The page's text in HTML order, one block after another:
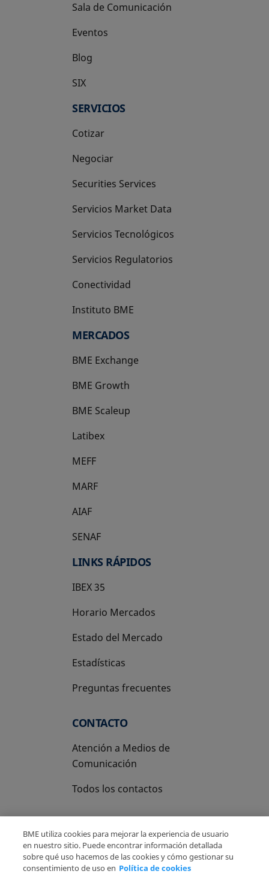
Sala de Comunicación
Eventos
Blog
SIX
se abre en una pestaña nueva
SERVICIOS
Cotizar
Negociar
Securities Services
Servicios Market Data
Servicios Tecnológicos
Servicios Regulatorios
Conectividad
Instituto BME
se abre en una pestaña nueva
MERCADOS
BME Exchange
BME Growth
se abre en una pestaña nueva
BME Scaleup
se abre en una pestaña nueva
Latibex
se abre en una pestaña nueva
MEFF
se abre en una pestaña nueva
MARF
AIAF
SENAF
LINKS RÁPIDOS
IBEX 35
Horario Mercados
Estado del Mercado
Estadísticas
Preguntas frecuentes
CONTACTO
Atención a Medios de
Comunicación
Todos los contactos
Copyright Ⓒ BME 2026 Aviso Legal
BME utiliza cookies para mejorar la experiencia de usuario
en nuestro sitio. Puede encontrar información detallada
sobre qué uso hacemos de las cookies y cómo gestionar su
consentimiento de uso en Política de cookies